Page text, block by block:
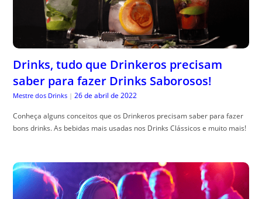
Drinks, tudo que Drinkeros precisam
saber para fazer Drinks Saborosos!
Mestre dos Drinks | 26 de abril de 2022
Conheça alguns conceitos que os Drinkeros precisam saber para fazer
bons drinks. As bebidas mais usadas nos Drinks Clássicos e muito mais!